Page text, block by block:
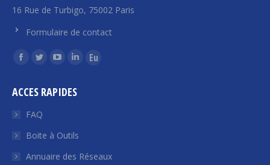
16 Rue de Turbigo, 75002 Paris
Formulaire de contact
Trouvez nous sur :
La
Facebook
s'ouvre
une
nouvelle
La
Twitter
s'ouvre
une
nouvelle
La
YouTube
une
nouvelle
La
LinkedIn
une
nouvelle
La
nouvelle
ACCES RAPIDES
FAQ
Boite à Outils
Annuaire des Réseaux